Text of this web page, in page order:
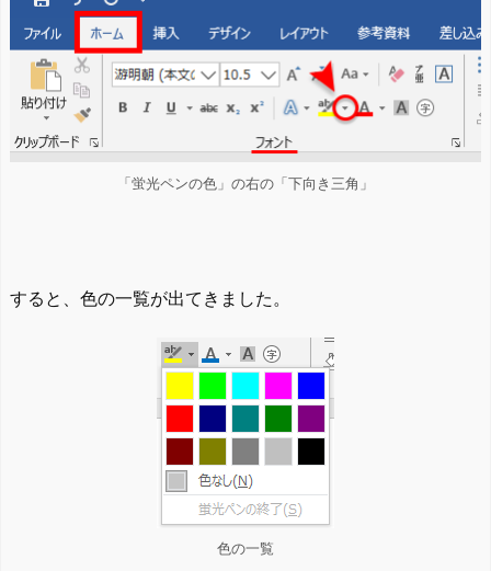
「蛍光ペンの色」の右の「下向き三角」
すると、色の一覧が出てきました。
色の一覧